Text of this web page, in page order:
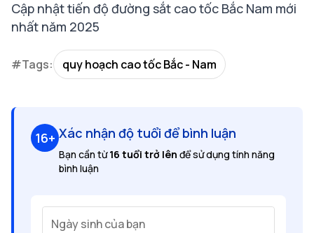
Cập nhật tiến độ đường sắt cao tốc Bắc Nam mới
nhất năm 2025
#Tags: quy hoạch cao tốc Bắc - Nam
16+ Xác nhận độ tuổi để bình luận
Bạn cần từ16 tuổi trở lên để sử dụng tính năng
bình luận
Ngày sinh của bạn